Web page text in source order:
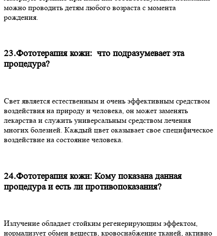
можно проводить детям любого возраста с момента
рождения.
23.Фототерапия кожи: что подразумевает эта
процедура?
Свет является естественным и очень эффективным средством
воздействия на природу и человека, он может заменять
лекарства и служить универсальным средством лечения
многих болезней. Каждый цвет оказывает свое специфическое
воздействие на состояние человека.
24.Фототерапия кожи: Кому показана данная
процедура и есть ли противопоказания?
Излучение обладает стойким регенерирующим эффектом,
нормализует обмен веществ, кровоснабжение тканей, активно